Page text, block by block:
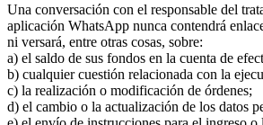
Una conversación con el responsable del
aplicación WhatsApp nunca contendrá
ni versará, entre otras cosas, sobre:
a) el saldo de sus fondos en la cuenta de
b) cualquier cuestión relacionada con la
c) la realización o modificación de órdenes;
d) el cambio o la actualización de los datos